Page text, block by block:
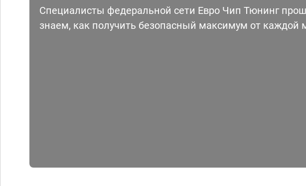
Специалисты федеральной сети Евро Чип Тюнинг
знаем, как получить безопасный максимум от